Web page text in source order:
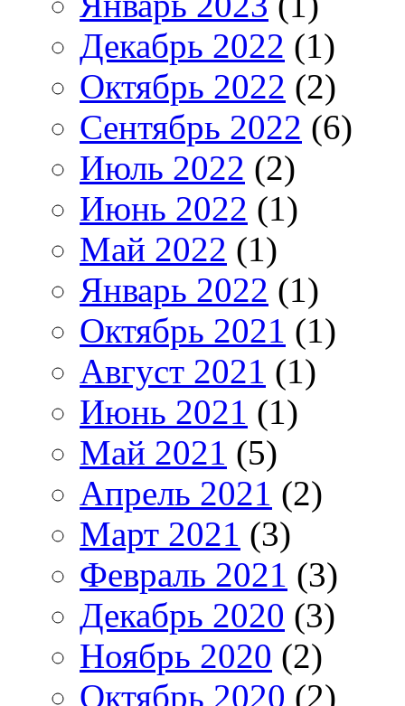
Декабрь 2022 (1)
Октябрь 2022 (2)
Сентябрь 2022 (6)
Июль 2022 (2)
Июнь 2022 (1)
Май 2022 (1)
Январь 2022 (1)
Октябрь 2021 (1)
Август 2021 (1)
Июнь 2021 (1)
Май 2021 (5)
Апрель 2021 (2)
Март 2021 (3)
Февраль 2021 (3)
Декабрь 2020 (3)
Ноябрь 2020 (2)
Октябрь 2020 (2)